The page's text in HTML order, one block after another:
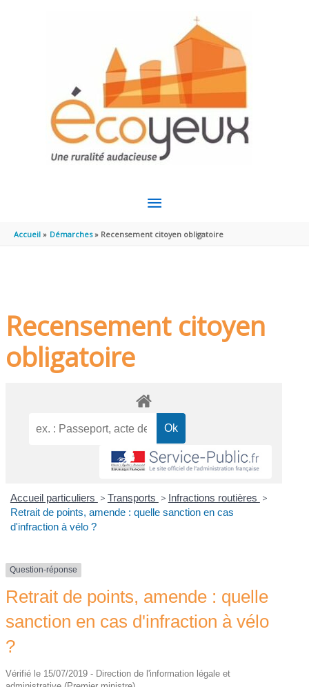
MENU
PRINCIPAL
Accueil Démarches Recensement citoyen obligatoire
Recensement citoyen
obligatoire
Accueil particuliers > Transports > Infractions routières >
Retrait de points, amende : quelle sanction en cas
d'infraction à vélo ?
Question-réponse
Retrait de points, amende : quelle
sanction en cas d'infraction à vélo
?
Vérifié le 15/07/2019 - Direction de l'information légale et